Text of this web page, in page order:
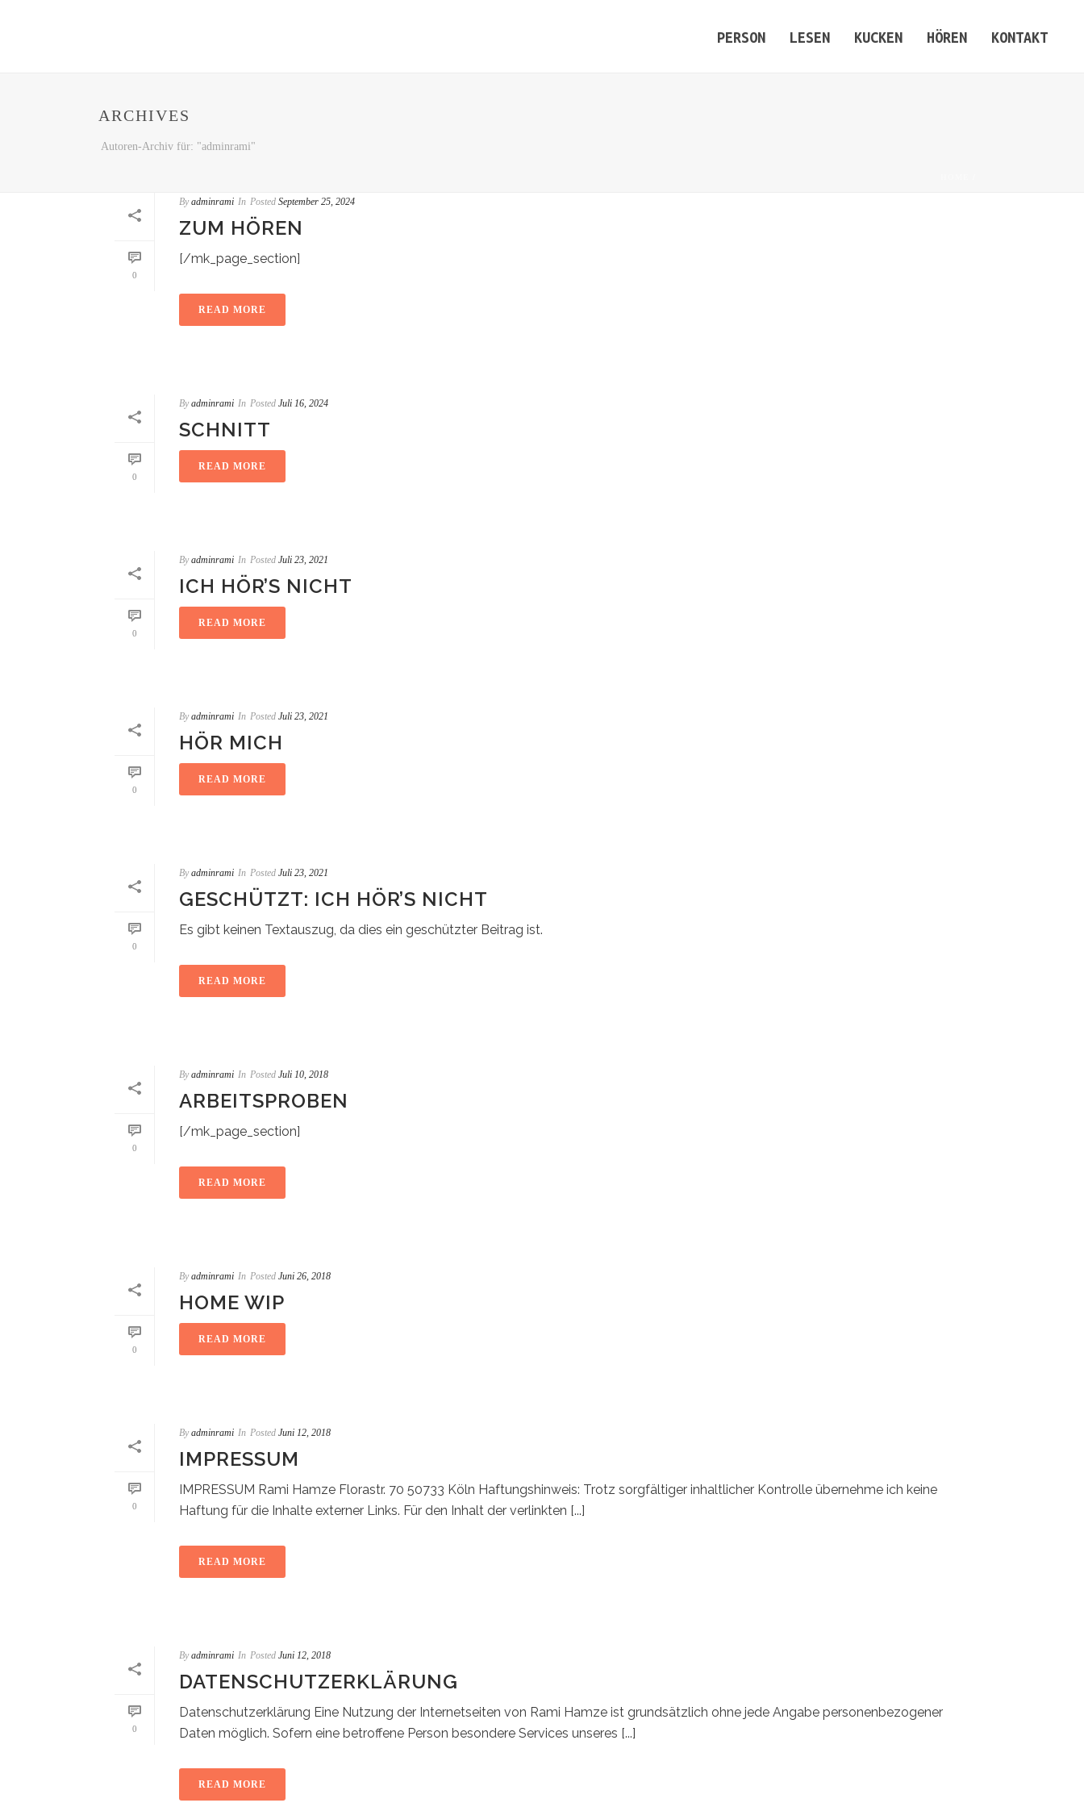
PERSON LESEN KUCKEN HÖREN KONTAKT
ARCHIVES
Autoren-Archiv für: "adminrami"
0
By adminrami In Posted September 25, 2024
ZUM HÖREN
[/mk_page_section]
READ MORE
0
By adminrami In Posted Juli 16, 2024
SCHNITT
READ MORE
0
By adminrami In Posted Juli 23, 2021
ICH HÖR’S NICHT
READ MORE
0
By adminrami In Posted Juli 23, 2021
HÖR MICH
READ MORE
0
By adminrami In Posted Juli 23, 2021
GESCHÜTZT: ICH HÖR’S NICHT
Es gibt keinen Textauszug, da dies ein geschützter Beitrag ist.
READ MORE
0
By adminrami In Posted Juli 10, 2018
ARBEITSPROBEN
[/mk_page_section]
READ MORE
0
By adminrami In Posted Juni 26, 2018
HOME WIP
READ MORE
0
By adminrami In Posted Juni 12, 2018
IMPRESSUM
IMPRESSUM Rami Hamze Florastr. 70 50733 Köln Haftungshinweis: Trotz sorgfältiger inhaltlicher Kontrolle übernehme ich keine
Haftung für die Inhalte externer Links. Für den Inhalt der verlinkten [...]
READ MORE
0
By adminrami In Posted Juni 12, 2018
DATENSCHUTZERKLÄRUNG
Datenschutzerklärung Eine Nutzung der Internetseiten von Rami Hamze ist grundsätzlich ohne jede Angabe personenbezogener
Daten möglich. Sofern eine betroffene Person besondere Services unseres [...]
READ MORE